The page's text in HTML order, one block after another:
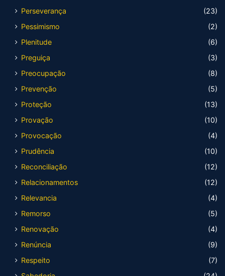
Perseverança
(23)
Pessimismo
(2)
Plenitude
(6)
Preguiça
(3)
Preocupação
(8)
Prevenção
(5)
Proteção
(13)
Provação
(10)
Provocação
(4)
Prudência
(10)
Reconciliação
(12)
Relacionamentos
(12)
Relevancia
(4)
Remorso
(5)
Renovação
(4)
Renúncia
(9)
Respeito
(7)